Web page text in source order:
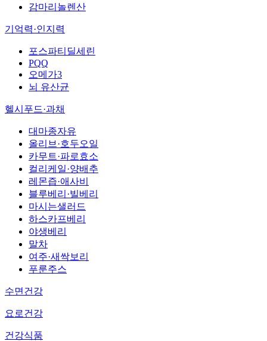
감마리놀렌산
기억력·인지력
포스파티딜세린
PQQ
오메가3
뇌 유산균
헬시푸드·과채
대마종자유
올리브·호두오일
카무트·파로효소
컬리케일·양배추
레몬즙·애사비
블루베리·빌베리
마시는샐러드
하스카프베리
야생베리
말차
여주·새싹보리
푸룬주스
수면건강
요로건강
건강식품